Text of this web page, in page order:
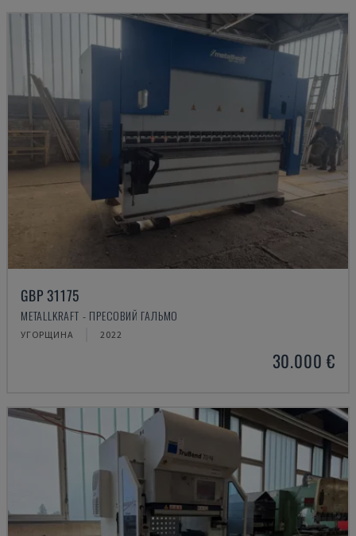
GBP 31175
METALLKRAFT - ПРЕСОВИЙ ГАЛЬМО
УГОРЩИНА 2022
30.000 €